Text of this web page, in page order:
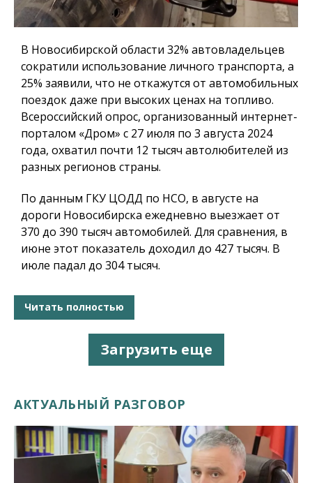
В Новосибирской области 32% автовладельцев
сократили использование личного транспорта, а
25% заявили, что не откажутся от автомобильных
поездок даже при высоких ценах на топливо.
Всероссийский опрос, организованный интернет-
порталом «Дром» с 27 июля по 3 августа 2024
года, охватил почти 12 тысяч автолюбителей из
разных регионов страны.
По данным ГКУ ЦОДД по НСО, в августе на
дороги Новосибирска ежедневно выезжает от
370 до 390 тысяч автомобилей. Для сравнения, в
июне этот показатель доходил до 427 тысяч. В
июле падал до 304 тысяч.
Читать полностью
Загрузить еще
АКТУАЛЬНЫЙ РАЗГОВОР